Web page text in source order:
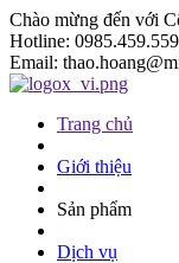
Chào mừng đến với
Hotline: 0985.459.559
Email:
Trang chủ
Giới thiệu
Sản phẩm
Dịch vụ